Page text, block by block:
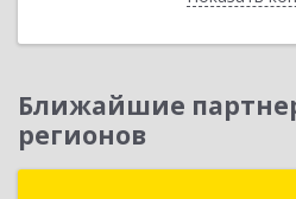
Ближайшие
регионов